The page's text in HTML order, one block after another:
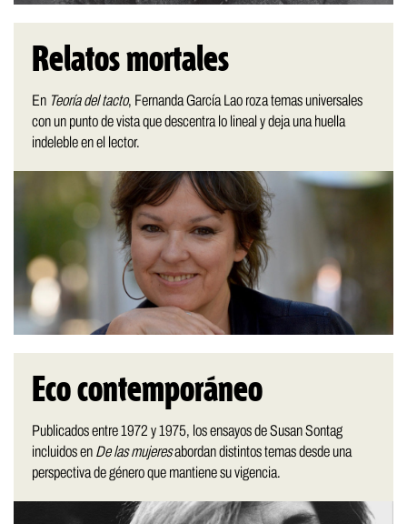
Relatos mortales
En Teoría del tacto, Fernanda García Lao roza temas universales
con un punto de vista que descentra lo lineal y deja una huella
indeleble en el lector.
Eco contemporáneo
Publicados entre 1972 y 1975, los ensayos de Susan Sontag
incluidos en De las mujeresabordan distintos temas desde una
perspectiva de género que mantiene su vigencia.